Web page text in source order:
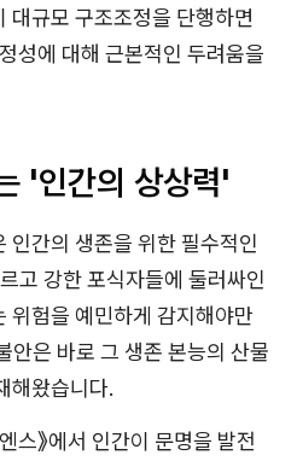
대규모 구조조정을 단행하면
성에 대해 근본적인 두려움을
'인간의 상상력'
인간의 생존을 위한 필수적인
고 강한 포식자들에 둘러싸인
위험을 예민하게 감지해야만
안은 바로 그 생존 본능의 산물
해왔습니다.
스》에서 인간이 문명을 발전